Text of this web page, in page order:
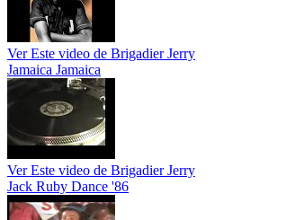
Ver Este video de Brigadier Jerry
Jamaica Jamaica
Ver Este video de Brigadier Jerry
Jack Ruby Dance '86